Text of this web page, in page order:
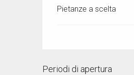
Pietanze a scelta
Periodi di apertura